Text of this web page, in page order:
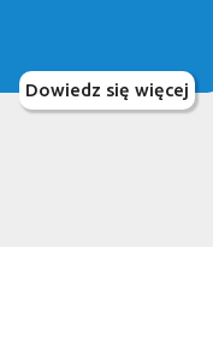
Dowiedz się więcej